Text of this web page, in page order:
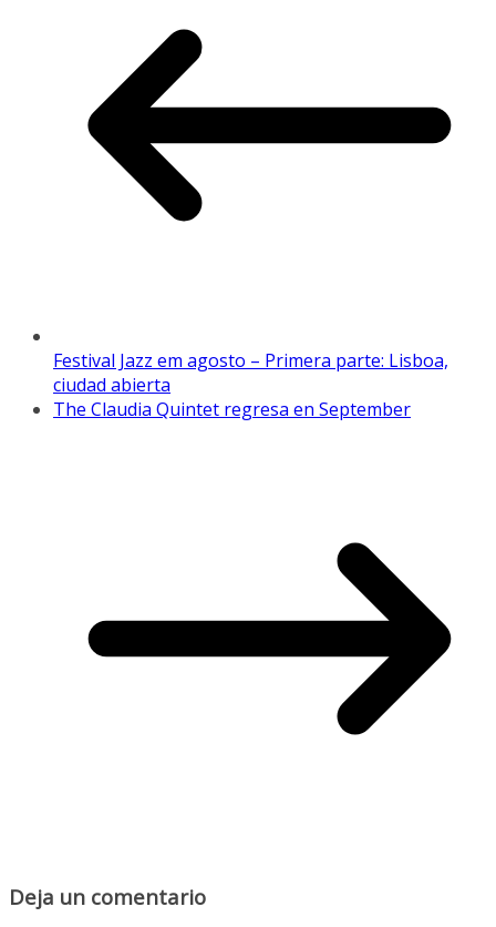
Festival Jazz em agosto – Primera parte: Lisboa,
ciudad abierta
The Claudia Quintet regresa en September
Deja un comentario